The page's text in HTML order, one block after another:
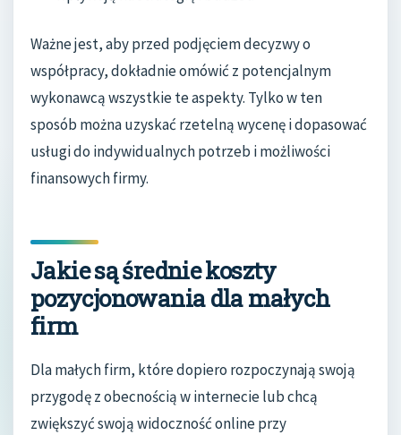
Ważne jest, aby przed podjęciem decyzwy o
współpracy, dokładnie omówić z potencjalnym
wykonawcą wszystkie te aspekty. Tylko w ten
sposób można uzyskać rzetelną wycenę i dopasować
usługi do indywidualnych potrzeb i możliwości
finansowych firmy.
Jakie są średnie koszty
pozycjonowania dla małych
firm
Dla małych firm, które dopiero rozpoczynają swoją
przygodę z obecnością w internecie lub chcą
zwiększyć swoją widoczność online przy